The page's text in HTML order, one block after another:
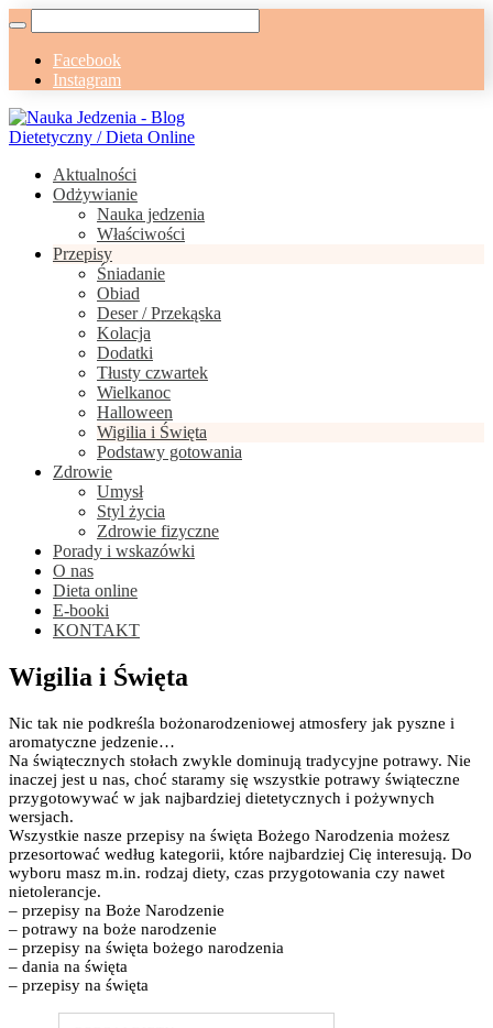
Facebook
Instagram
Aktualności
Odżywianie
Nauka jedzenia
Właściwości
Przepisy
Śniadanie
Obiad
Deser / Przekąska
Kolacja
Dodatki
Tłusty czwartek
Wielkanoc
Halloween
Wigilia i Święta
Podstawy gotowania
Zdrowie
Umysł
Styl życia
Zdrowie fizyczne
Porady i wskazówki
O nas
Dieta online
E-booki
KONTAKT
Wigilia i Święta
Nic tak nie podkreśla bożonarodzeniowej atmosfery jak pyszne i
aromatyczne jedzenie…
Na świątecznych stołach zwykle dominują tradycyjne potrawy. Nie
inaczej jest u nas, choć staramy się wszystkie potrawy świąteczne
przygotowywać w jak najbardziej dietetycznych i pożywnych
wersjach.
Wszystkie nasze przepisy na święta Bożego Narodzenia możesz
przesortować według kategorii, które najbardziej Cię interesują. Do
wyboru masz m.in. rodzaj diety, czas przygotowania czy nawet
nietolerancje.
– przepisy na Boże Narodzenie
– potrawy na boże narodzenie
– przepisy na święta bożego narodzenia
– dania na święta
– przepisy na święta